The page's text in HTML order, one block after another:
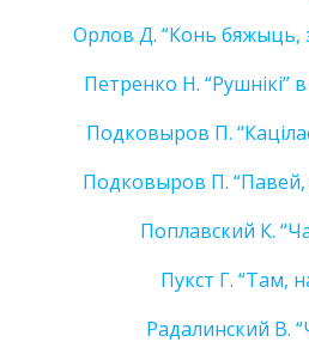
Орлов Д. “Конь бяжыць,
Петренко Н. “Рушнікі”
Подковыров П.
Подковыров П. “Павей,
Поплавский К.
Пукст Г. “Там,
Радалинский В.